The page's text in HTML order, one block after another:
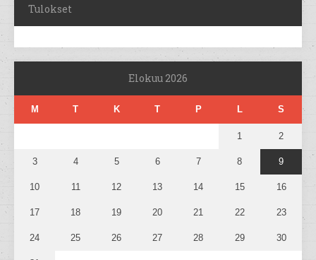
Tulokset
Elokuu 2026
M T K T P L S
1 2
3 4 5 6 7 8 9
10 11 12 13 14 15 16
17 18 19 20 21 22 23
24 25 26 27 28 29 30